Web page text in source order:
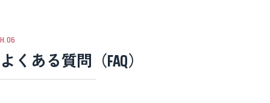
よくある質問（FAQ）